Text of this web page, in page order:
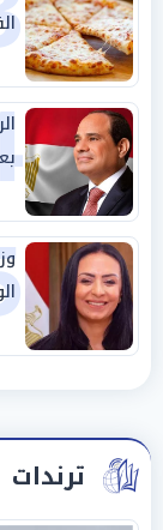
ترندات